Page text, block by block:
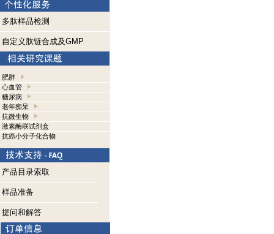
多肽样品检测
自定义肽链合成及GMP
肥胖
心血管
糖尿病
老年痴呆
抗微生物
激素酶联试剂盒
抗癌小分子化合物
产品目录索取
样品准备
提问和解答